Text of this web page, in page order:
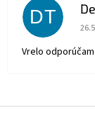
DT
Vrelo odporúčam